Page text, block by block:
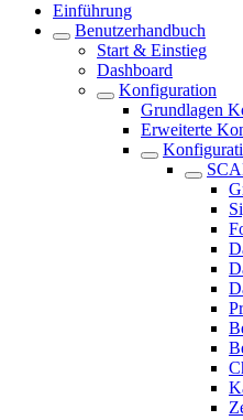
Einführung
Benutzerhandbuch
Start & Einstieg
Dashboard
Konfiguration
Grundlagen
Erweiterte